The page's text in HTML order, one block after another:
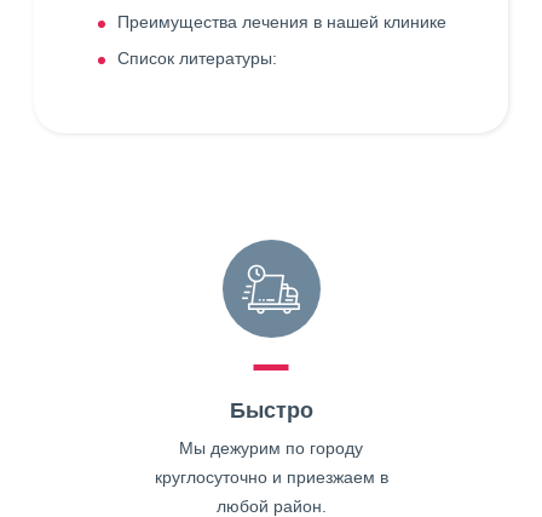
Преимущества лечения в нашей клинике
Список литературы:
Быстро
Мы дежурим по городу
круглосуточно и приезжаем в
любой район.